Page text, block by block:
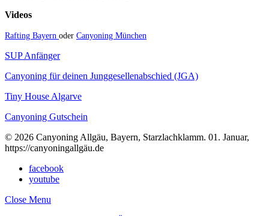
Videos
Rafting Bayern oder Canyoning München
SUP Anfänger
Canyoning für deinen Junggesellenabschied (JGA)
Tiny House Algarve
Canyoning Gutschein
© 2026 Canyoning Allgäu, Bayern, Starzlachklamm. 01. Januar,
https://canyoningallgäu.de
facebook
youtube
Close Menu